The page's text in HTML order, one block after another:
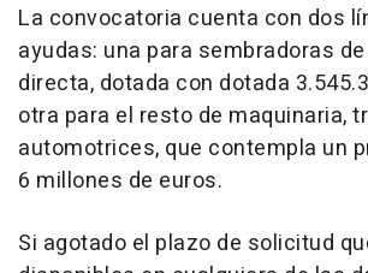
La convocatoria cuenta con dos
ayudas: una para sembradoras
directa, dotada con dotada
otra para el resto de maquinaria,
automotrices, que contempla un
6 millones de euros.
Si agotado el plazo de solicitud